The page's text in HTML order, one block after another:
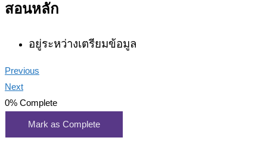
สอนหลัก
อยู่ระหว่างเตรียมข้อมูล
Previous
Next
0% Complete
Mark as Complete